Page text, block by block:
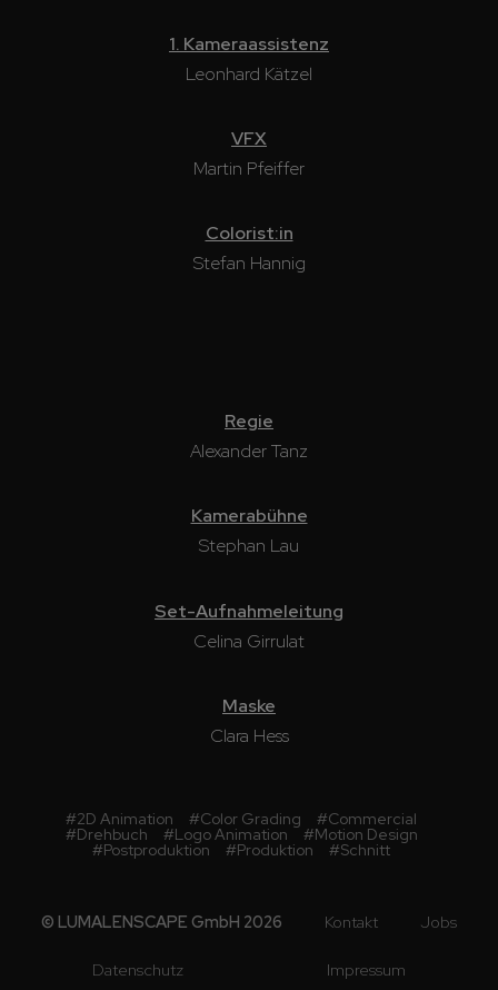
1. Kameraassistenz
Leonhard Kätzel
VFX
Martin Pfeiffer
Colorist:in
Stefan Hannig
Regie
Alexander Tanz
Kamerabühne
Stephan Lau
Set-Aufnahmeleitung
Celina Girrulat
Maske
Clara Hess
#2D Animation #Color Grading #Commercial
#Drehbuch #Logo Animation #Motion Design
#Postproduktion #Produktion #Schnitt
© LUMALENSCAPE GmbH 2026 Kontakt Jobs
Datenschutz Impressum